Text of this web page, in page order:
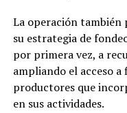
La operación
su estrategia de
por primera vez, a
ampliando el acceso
productores que
en sus actividades.